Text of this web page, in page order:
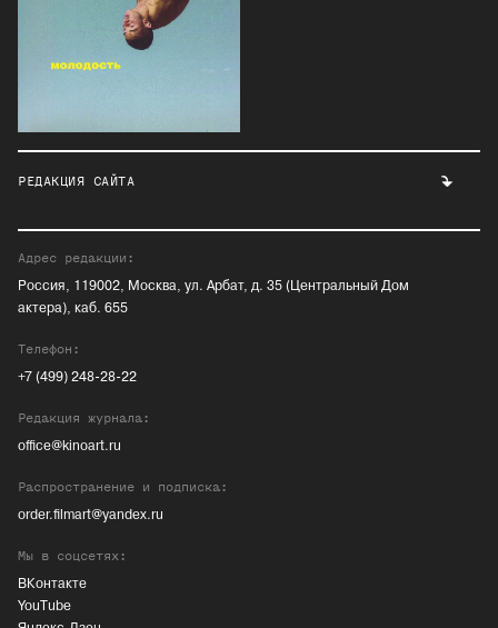
РЕДАКЦИЯ САЙТА
Адрес редакции:
Россия, 119002, Москва, ул. Арбат, д. 35 (Центральный Дом
актера), каб. 655
Телефон:
+7 (499) 248-28-22
Редакция журнала:
office@kinoart.ru
Распространение и подписка:
order.filmart@yandex.ru
Мы в соцсетях:
ВКонтакте
YouTube